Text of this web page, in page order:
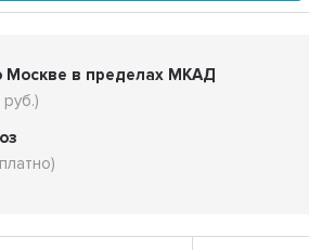
Москве в пределах МКАД
руб.)